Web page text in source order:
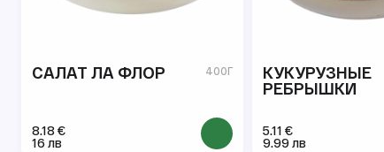
САЛАТ ЛА ФЛОР 400Г
8.18 €
16 лв
КУКУРУЗНЫЕ
РЕБРЫШКИ
5.11 €
9.99 лв